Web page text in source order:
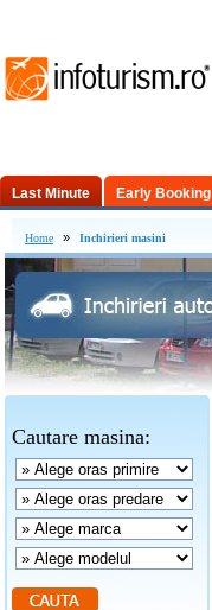
Last Minute Early Booking
Excursii de o zi
Home » Inchirieri masini
Cautare masina: